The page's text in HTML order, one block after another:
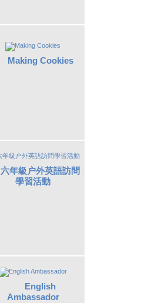
Making Cookies
六年級户外英語訪問
學習活動
English
Ambassador